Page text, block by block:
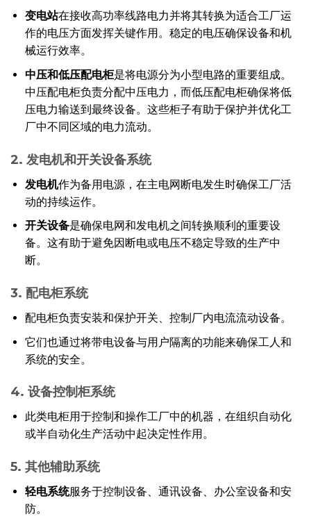
变电站在接收高功率线路电力并将其转换为适合工厂运
作的电压方面发挥关键作用。稳定的电压确保设备和机
械运行效率。
中压和低压配电柜是将电源分为小型电路的重要组成。
中压配电柜负责分配中压电力，而低压配电柜确保将低
压电力输送到最终设备。这些柜子有助于保护并优化工
厂中不同区域的电力流动。
2. 发电机和开关设备系统
发电机作为备用电源，在主电网断电发生时确保工厂活
动的持续运作。
开关设备是确保电网和发电机之间转换顺利的重要设
备。这有助于避免因断电或电压不稳定导致的生产中
断。
3. 配电柜系统
配电柜负责安装和保护开关、控制厂内电流流动设备。
它们也通过将带电设备与用户隔离的功能来确保工人和
系统的安全。
4. 设备控制柜系统
此类电柜用于控制和操作工厂中的机器，在组织自动化
或半自动化生产活动中起决定性作用。
5. 其他辅助系统
轻电系统服务于控制设备、通讯设备、办公室设备和安
防。